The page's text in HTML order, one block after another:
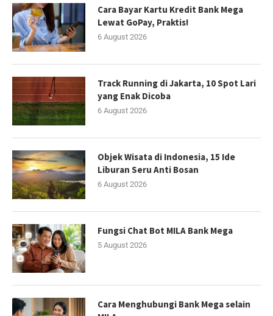
Cara Bayar Kartu Kredit Bank Mega
Lewat GoPay, Praktis!
6 August 2026
Track Running di Jakarta, 10 Spot Lari
yang Enak Dicoba
6 August 2026
Objek Wisata di Indonesia, 15 Ide
Liburan Seru Anti Bosan
6 August 2026
Fungsi Chat Bot MILA Bank Mega
5 August 2026
Cara Menghubungi Bank Mega selain